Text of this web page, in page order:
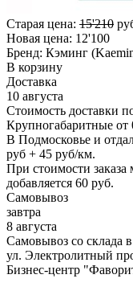
Старая цена: 15'210
Новая цена: 12'100
Бренд: Кэминг
В корзину
Доставка
10 августа
Стоимость доставки
Крупногабаритные от
В Подмосковье и
руб + 45 руб/км.
При стоимости заказа
добавляется 60 руб.
Самовывоз
завтра
8 августа
Самовывоз со склада
ул. Электролитный
Бизнес-центр